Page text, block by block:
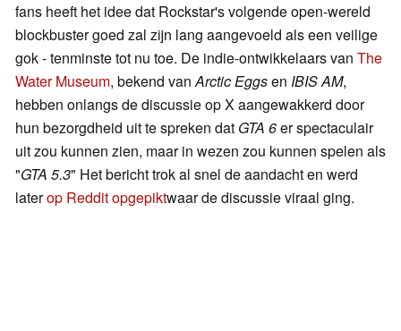
fans heeft het idee dat Rockstar's volgende open-wereld
blockbuster goed zal zijn lang aangevoeld als een veilige
gok - tenminste tot nu toe. De indie-ontwikkelaars van The
Water Museum, bekend vanArctic Eggsen IBIS AM,
hebben onlangs de discussie op X aangewakkerd door
hun bezorgdheid uit te spreken dat GTA 6er spectaculair
uit zou kunnen zien, maar in wezen zou kunnen spelen als
"GTA 5.3" Het bericht trok al snel de aandacht en werd
laterop Reddit opgepiktwaar de discussie viraal ging.